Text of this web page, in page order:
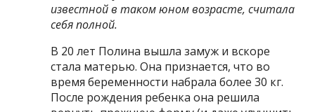
известной в таком юном возрасте, считала
себя полной.
В 20 лет Полина вышла замуж и вскоре
стала матерью. Она признается, что во
время беременности набрала более 30 кг.
После рождения ребенка она решила